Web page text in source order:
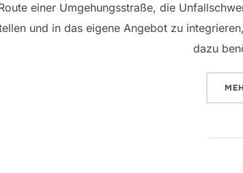
einer Umgehungsstraße, die
und in das eigene Angebot zu
dazu